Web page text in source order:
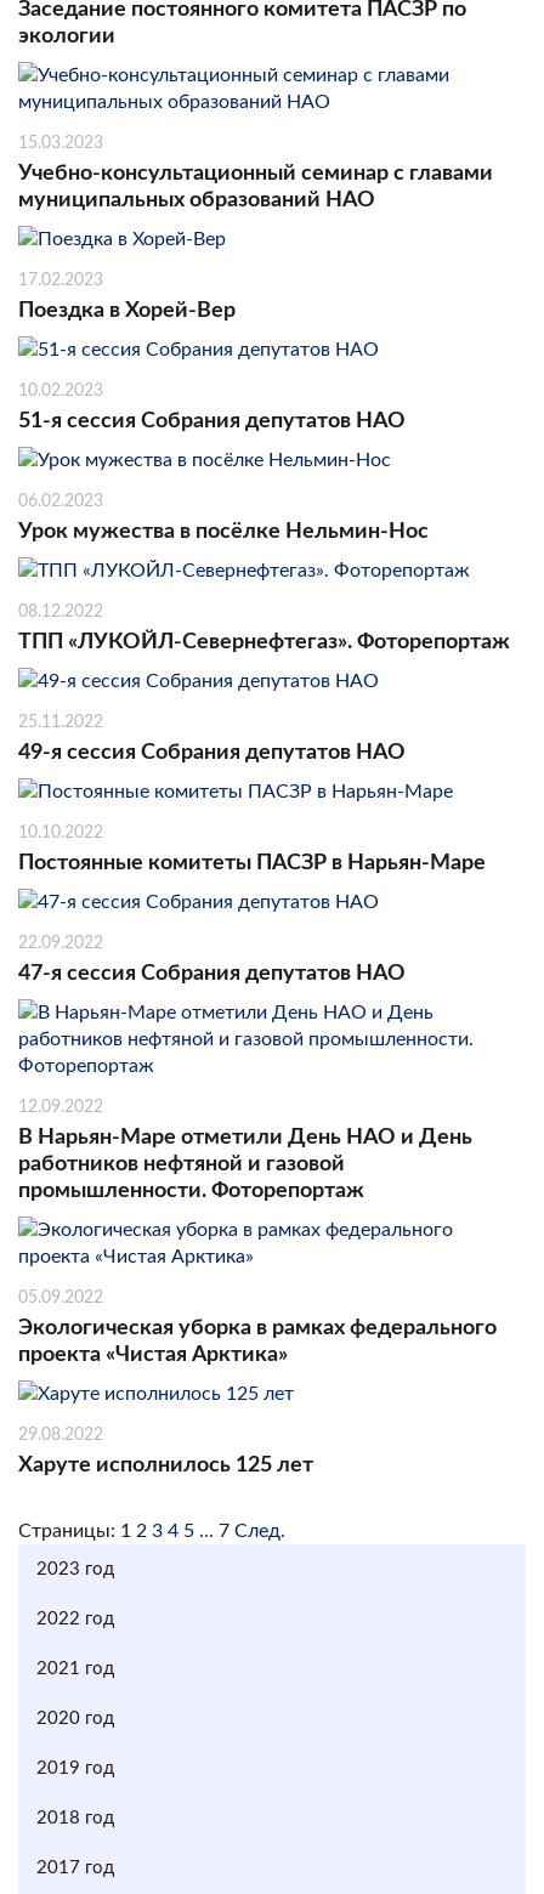
Заседание постоянного комитета ПАСЗР по
экологии
15.03.2023
Учебно-консультационный семинар с главами
муниципальных образований НАО
17.02.2023
Поездка в Хорей-Вер
10.02.2023
51-я сессия Собрания депутатов НАО
06.02.2023
Урок мужества в посёлке Нельмин-Нос
08.12.2022
ТПП «ЛУКОЙЛ-Севернефтегаз». Фоторепортаж
25.11.2022
49-я сессия Собрания депутатов НАО
10.10.2022
Постоянные комитеты ПАСЗР в Нарьян-Маре
22.09.2022
47-я сессия Собрания депутатов НАО
12.09.2022
В Нарьян-Маре отметили День НАО и День
работников нефтяной и газовой
промышленности. Фоторепортаж
05.09.2022
Экологическая уборка в рамках федерального
проекта «Чистая Арктика»
29.08.2022
Харуте исполнилось 125 лет
Страницы: 1 2 3 4 5 ... 7 След.
2023 год
2022 год
2021 год
2020 год
2019 год
2018 год
2017 год